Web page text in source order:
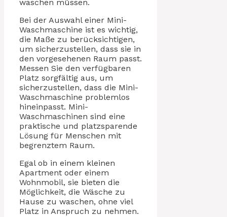
waschen müssen.
Bei der Auswahl einer Mini-
Waschmaschine ist es wichtig,
die Maße zu berücksichtigen,
um sicherzustellen, dass sie in
den vorgesehenen Raum passt.
Messen Sie den verfügbaren
Platz sorgfältig aus, um
sicherzustellen, dass die Mini-
Waschmaschine problemlos
hineinpasst. Mini-
Waschmaschinen sind eine
praktische und platzsparende
Lösung für Menschen mit
begrenztem Raum.
Egal ob in einem kleinen
Apartment oder einem
Wohnmobil, sie bieten die
Möglichkeit, die Wäsche zu
Hause zu waschen, ohne viel
Platz in Anspruch zu nehmen.